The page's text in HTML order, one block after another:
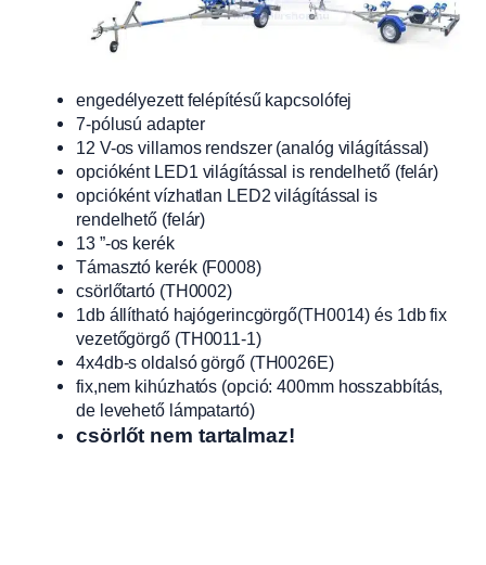
engedélyezett felépítésű kapcsolófej
7-pólusú adapter
12 V-os villamos rendszer (analóg világítással)
opcióként LED1 világítással is rendelhető (felár)
opcióként vízhatlan LED2 világítással is
rendelhető (felár)
13 ”-os kerék
Támasztó kerék (F0008)
csörlőtartó (TH0002)
1db állítható hajógerincgörgő(TH0014) és 1db fix
vezetőgörgő (TH0011-1)
4x4db-s oldalsó görgő (TH0026E)
fix,nem kihúzhatós (opció: 400mm hosszabbítás,
de levehető lámpatartó)
csörlőt nem tartalmaz!